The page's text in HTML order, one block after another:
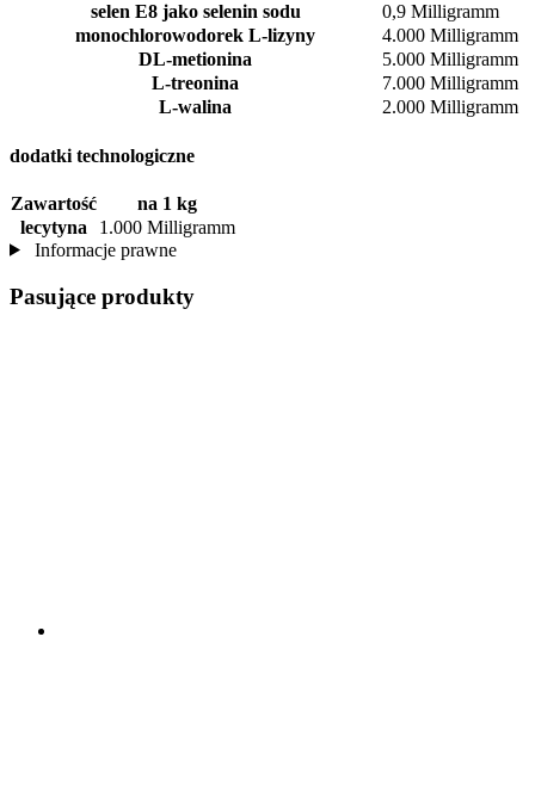
selen E8 jako selenin sodu
0,9 Milligramm
monochlorowodorek L-lizyny
4.000 Milligramm
DL-metionina
5.000 Milligramm
L-treonina
7.000 Milligramm
L-walina
2.000 Milligramm
dodatki technologiczne
Zawartość
na 1 kg
lecytyna
1.000 Milligramm
Informacje prawne
Pasujące produkty